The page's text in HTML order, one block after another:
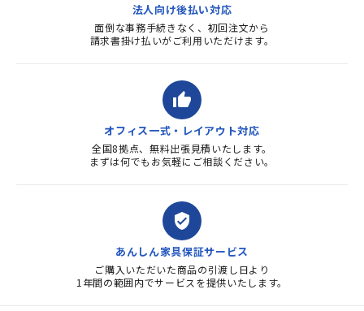
法人向け後払い対応
面倒な事務手続きなく、初回注文から
請求書掛け払いがご利用いただけます。
thumb_up
オフィス一式・レイアウト対応
全国8拠点、無料出張見積いたします。
まずは何でもお気軽にご相談ください。
verified_user
あんしん家具保証サービス
ご購入いただいた商品の引渡し日より
1年間の範囲内でサービスを提供いたします。